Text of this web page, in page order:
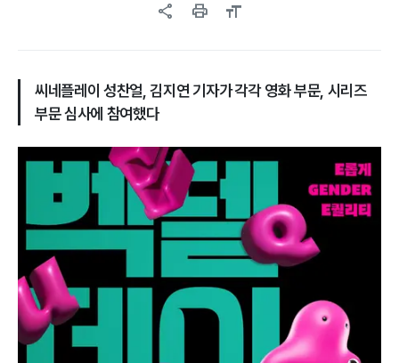
share print format_size
씨네플레이 성찬얼, 김지연 기자가 각각 영화 부문, 시리즈
부문 심사에 참여했다